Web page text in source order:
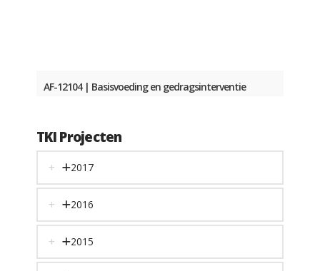
AF-12104 | Basisvoeding en gedragsinterventie
TKI Projecten
2017
2016
2015